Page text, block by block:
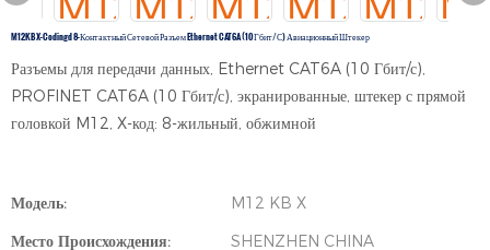
M12KB X-Codingd 8-Контактный Сетевой Разъем Ethernet CAT6A (10 Гбит/с) Авиационный Штекер
Разъемы для передачи данных, Ethernet CAT6A (10 Гбит/с),
PROFINET CAT6A (10 Гбит/с), экранированные, штекер с прямой
головкой M12, X-код: 8-жильный, обжимной
Модель:
M12 KB X
Место Происхождения:
SHENZHEN CHINA